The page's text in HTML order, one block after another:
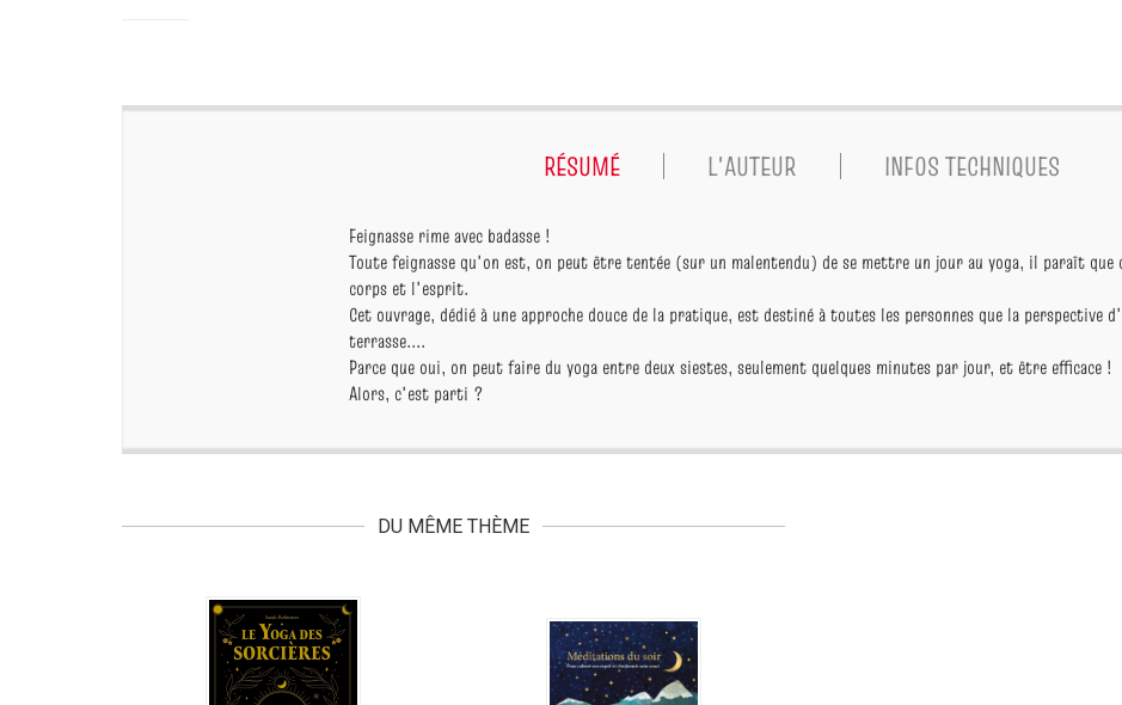
RÉSUMÉ L'AUTEUR INFOS TECHNIQUES
Feignasse rime avec badasse !
Toute feignasse qu'on est, on peut être tentée (sur un malentendu) de se mettre un jour au yoga, il paraît
corps et l'esprit.
Cet ouvrage, dédié à une approche douce de la pratique, est destiné à toutes les personnes que la perspective
terrasse....
Parce que oui, on peut faire du yoga entre deux siestes, seulement quelques minutes par jour, et être efficace !
Alors, c'est parti ?
DU MÊME THÈME